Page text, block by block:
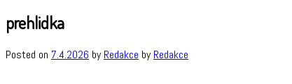
prehlidka
Posted on 7.4.2026 byRedakce byRedakce